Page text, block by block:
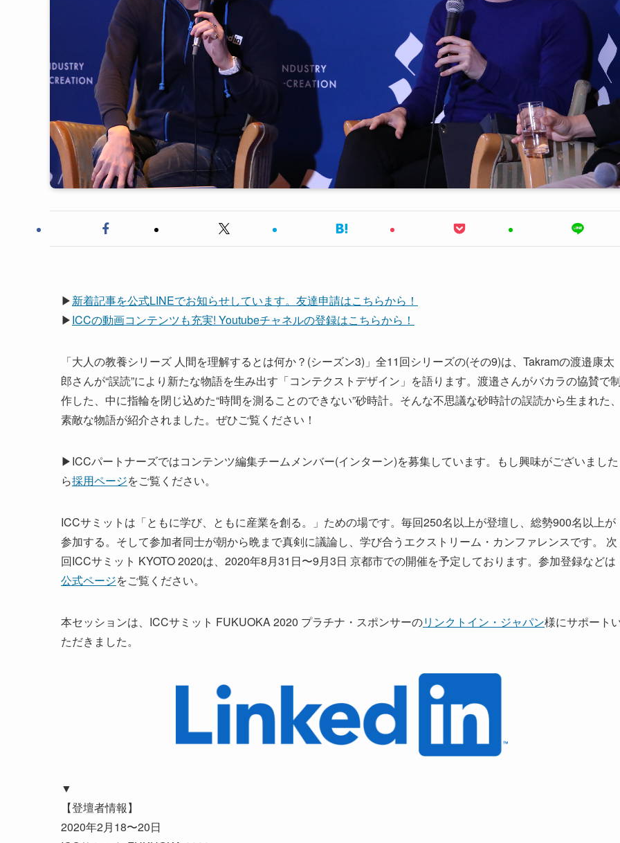
▶新着記事を公式LINEでお知らせしています。友達申請はこちらから！
▶ICCの動画コンテンツも充実! Youtubeチャネルの登録はこちらから！
「大人の教養シリーズ 人間を理解するとは何か？(シーズン3)」全11回シリーズの(その9)は、Takramの渡邉康太
郎さんが“誤読”により新たな物語を生み出す「コンテクストデザイン」を語ります。渡邉さんがバカラの協賛で
作した、中に指輪を閉じ込めた“時間を測ることのできない”砂時計。そんな不思議な砂時計の誤読から生まれた
素敵な物語が紹介されました。ぜひご覧ください！
▶ICCパートナーズではコンテンツ編集チームメンバー(インターン)を募集しています。もし興味がございました
ら採用ページをご覧ください。
ICCサミットは「ともに学び、ともに産業を創る。」ための場です。毎回250名以上が登壇し、総勢900名以上が
参加する。そして参加者同士が朝から晩まで真剣に議論し、学び合うエクストリーム・カンファレンスです。 次
回ICCサミット KYOTO 2020は、2020年8月31日〜9月3日 京都市での開催を予定しております。参加登録などは
公式ページをご覧ください。
本セッションは、ICCサミット FUKUOKA 2020 プラチナ・スポンサーのリンクトイン・ジャパン様にサポート
ただきました。
▼
【登壇者情報】
2020年2月18〜20日